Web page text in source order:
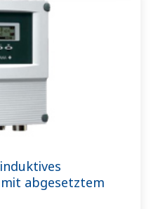
abgesetztem